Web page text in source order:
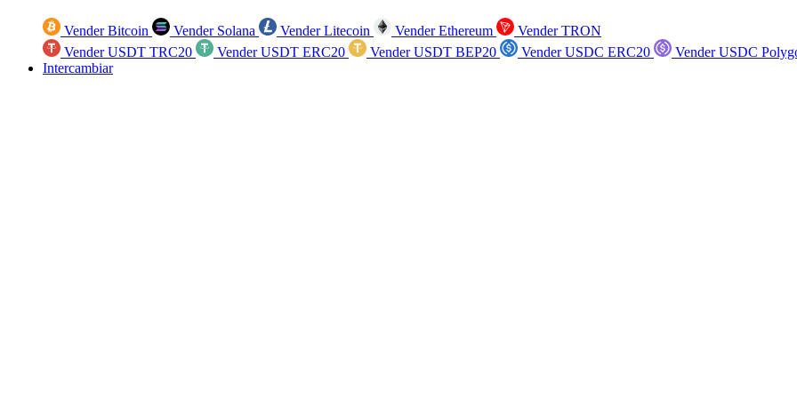
Vender Bitcoin Vender Solana Vender Litecoin Vender Ethereum
Vender TRON
Vender USDT TRC20
Vender USDT ERC20 Vender USDT BEP20 Vender USDC ERC20
Vender USDC
Intercambiar